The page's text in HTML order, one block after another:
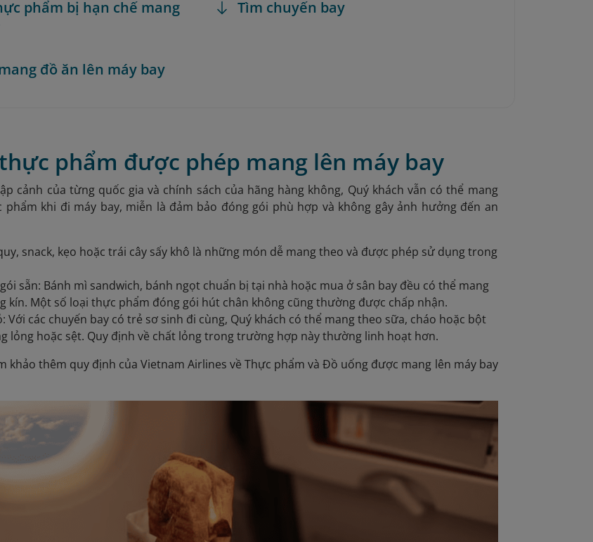
phẩm bị hạn chế mang
đồ ăn lên máy bay
Tìm chuyến bay
phẩm được phép mang lên máy bay
cảnh của từng quốc gia và chính sách của hãng hàng không, Quý khách vẫn có thể mang
khi đi máy bay, miễn là đảm bảo đóng gói phù hợp và không gây ảnh hưởng đến an
snack, kẹo hoặc trái cây sấy khô là những món dễ mang theo và được phép sử dụng trong
sẵn: Bánh mì sandwich, bánh ngọt chuẩn bị tại nhà hoặc mua ở sân bay đều có thể mang
kín. Một số loại thực phẩm đóng gói hút chân không cũng thường được chấp nhận.
Với các chuyến bay có trẻ sơ sinh đi cùng, Quý khách có thể mang theo sữa, cháo hoặc bột
lỏng hoặc sệt. Quy định về chất lỏng trong trường hợp này thường linh hoạt hơn.
khảo thêm quy định của Vietnam Airlines về Thực phẩm và Đồ uống được mang lên máy bay